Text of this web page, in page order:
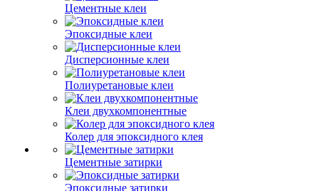
Цементные клеи
Эпоксидные клеи
Дисперсионные клеи
Полиуретановые клеи
Клеи двухкомпонентные
Колер для эпоксидного клея
Цементные затирки
Эпоксидные затирки